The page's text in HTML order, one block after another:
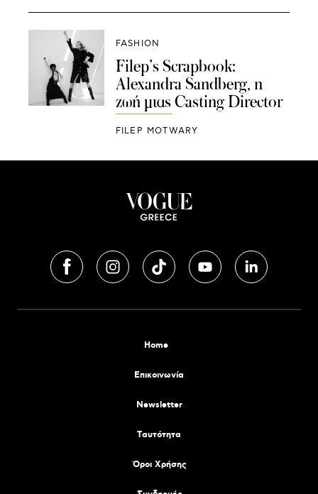
FASHION
Filep’s Scrapbook:
Alexandra Sandberg, η
ζωή μιας Casting Director
FILEP MOTWARY
Home
Επικοινωνία
Newsletter
Tαυτότητα
Όροι Χρήσης